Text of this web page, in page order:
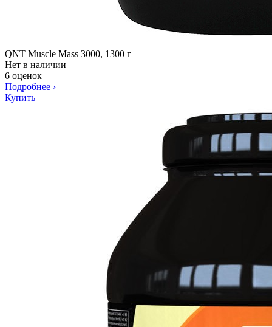
QNT Muscle Mass 3000, 1300 г
Нет в наличии
6 оценок
Подробнее ›
Купить